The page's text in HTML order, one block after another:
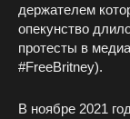
держателем
опекунство
протесты в
#FreeBritney).
В ноябре 2021